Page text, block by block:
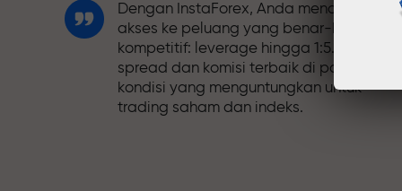
Dengan InstaForex, Anda mendapatkan
akses ke peluang yang benar-benar
kompetitif: leverage hingga 1:5.000,
spread dan komisi terbaik di pasar, dan
kondisi yang menguntungkan untuk
trading saham dan indeks.